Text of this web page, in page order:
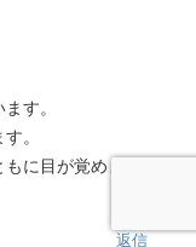
す。
。
に目が覚めまし
返信